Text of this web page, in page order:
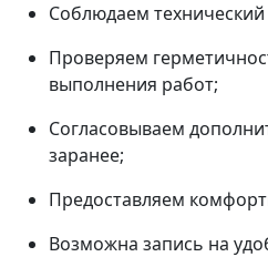
Соблюдаем
Проверяем
выполнения работ;
Согласовываем
заранее;
Предоставляем
Возможна запись на